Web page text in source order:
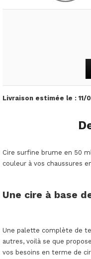
Livraison estimée le :11/
Cire surfine brume en 50
couleur à vos chaussures
Une cire à base
Une palette complète de
autres, voilà se que
vos besoins en terme de